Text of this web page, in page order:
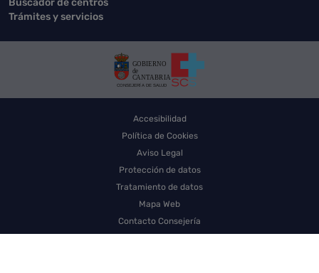
Buscador de centros
Trámites y servicios
Accesibilidad
Política de Cookies
Aviso Legal
Protección de datos
Tratamiento de datos
Mapa Web
Contacto Consejería